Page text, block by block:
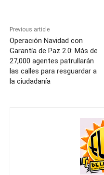
Previous article
Operación Navidad con
Garantía de Paz 2.0: Más de
27,000 agentes patrullarán
las calles para resguardar a
la ciudadanía